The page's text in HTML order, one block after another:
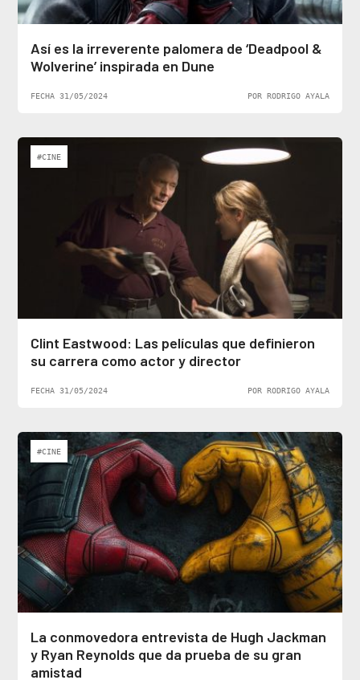
Así es la irreverente palomera de ‘Deadpool &
Wolverine’ inspirada en Dune
FECHA 31/05/2024 POR RODRIGO AYALA
#CINE
Clint Eastwood: Las películas que definieron
su carrera como actor y director
FECHA 31/05/2024 POR RODRIGO AYALA
#CINE
La conmovedora entrevista de Hugh Jackman
y Ryan Reynolds que da prueba de su gran
amistad